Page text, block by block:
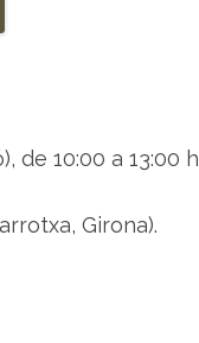
r
e
de 10:00 a 13:00 h
Girona).